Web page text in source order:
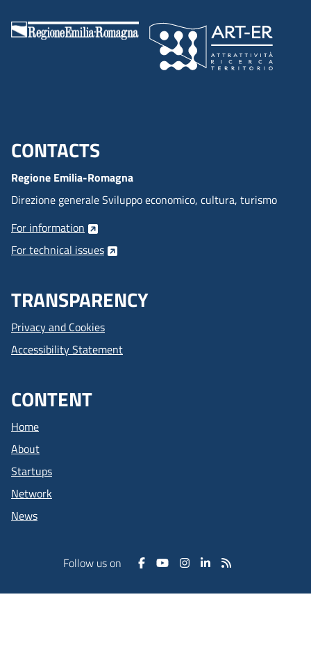
Menu footer inglese
CONTACTS
Regione Emilia-Romagna
Direzione generale Sviluppo economico, cultura, turismo
For information
For technical issues
TRANSPARENCY
Privacy and Cookies
Accessibility Statement
CONTENT
Home
About
Startups
Network
News
Follow us on